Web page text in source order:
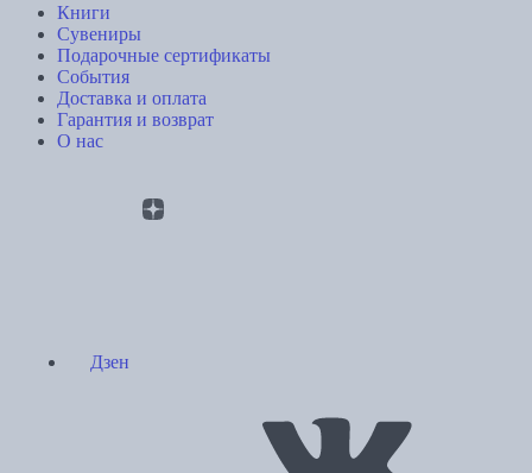
Книги
Сувениры
Подарочные сертификаты
События
Доставка и оплата
Гарантия и возврат
О нас
Дзен